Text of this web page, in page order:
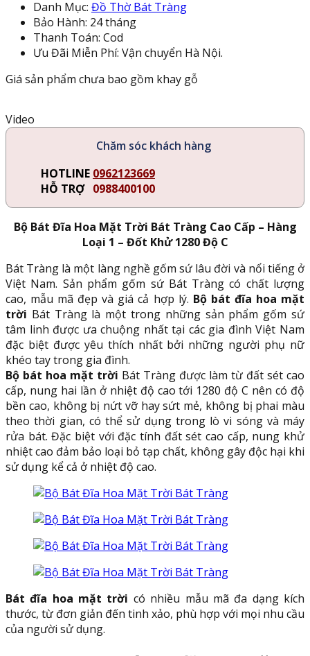
Danh Mục: Đồ Thờ Bát Tràng
Bảo Hành: 24 tháng
Thanh Toán: Cod
Ưu Đãi Miễn Phí: Vận chuyển Hà Nội.
Giá sản phẩm chưa bao gồm khay gỗ
Video
Chăm sóc khách hàng
HOTLINE 0962123669
HỖ TRỢ 0988400100
Bộ Bát Đĩa Hoa Mặt Trời Bát Tràng Cao Cấp – Hàng
Loại 1 – Đốt Khử 1280 Độ C
Bát Tràng là một làng nghề gốm sứ lâu đời và nổi tiếng ở
Việt Nam. Sản phẩm gốm sứ Bát Tràng có chất lượng
cao, mẫu mã đẹp và giá cả hợp lý. Bộ bát đĩa hoa mặt
trời Bát Tràng là một trong những sản phẩm gốm sứ
tâm linh được ưa chuộng nhất tại các gia đình Việt Nam
đặc biệt được yêu thích nhất bởi những người phụ nữ
khéo tay trong gia đình.
Bộ bát hoa mặt trời Bát Tràng được làm từ đất sét cao
cấp, nung hai lần ở nhiệt độ cao tới 1280 độ C nên có độ
bền cao, không bị nứt vỡ hay sứt mẻ, không bị phai màu
theo thời gian, có thể sử dụng trong lò vi sóng và máy
rửa bát. Đặc biệt với đặc tính đất sét cao cấp, nung khử
nhiệt cao đảm bảo loại bỏ tạp chất, không gây độc hại khi
sử dụng kể cả ở nhiệt độ cao.
Bát đĩa hoa mặt trời có nhiều mẫu mã đa dạng kích
thước, từ đơn giản đến tinh xảo, phù hợp với mọi nhu cầu
của người sử dụng.